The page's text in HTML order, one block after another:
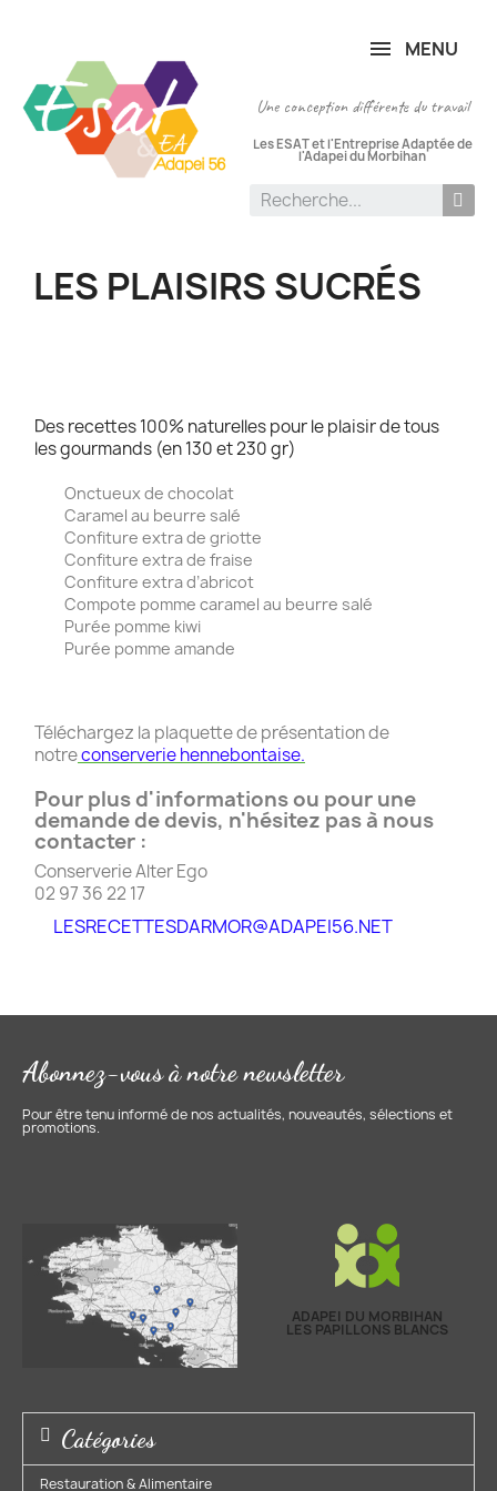
MENU
Une conception différente du travail
Les ESAT et l'Entreprise Adaptée de
l'Adapei du Morbihan
LES PLAISIRS SUCRÉS
Des recettes 100% naturelles pour le plaisir de tous
les gourmands (en 130 et 230 gr)
Onctueux de chocolat
Caramel au beurre salé
Confiture extra de griotte
Confiture extra de fraise
Confiture extra d’abricot
Compote pomme caramel au beurre salé
Purée pomme kiwi
Purée pomme amande
Téléchargez la plaquette de présentation de
notreconserverie hennebontaise.
Pour plus d'informations ou pour une
demande de devis, n'hésitez pas à nous
contacter :
Conserverie Alter Ego
02 97 36 22 17
LESRECETTESDARMOR@ADAPEI56.NET
Abonnez-vous à notre newsletter
Pour être tenu informé de nos actualités, nouveautés, sélections et
promotions.
ADAPEI DU MORBIHAN
LES PAPILLONS BLANCS
Catégories
Restauration & Alimentaire